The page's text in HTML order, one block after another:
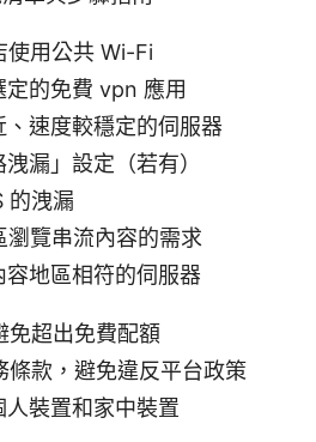
使用公共 Wi-Fi
定的免費 vpn 應用
速度較穩定的伺服器
漏」設定（若有）
的洩漏
覽串流內容的需求
地區相符的伺服器
免超出免費配額
條款，避免違反平台政策
裝置和家中裝置